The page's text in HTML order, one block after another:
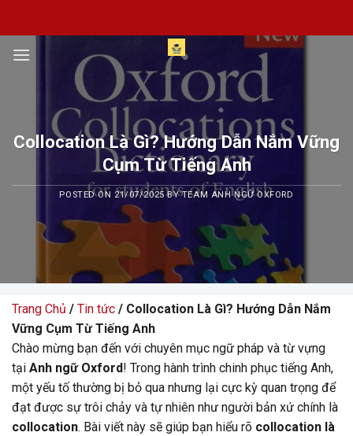
content
Collocation Là Gì? Hướng Dẫn Nắm Vững
Cụm Từ Tiếng Anh
POSTED ON 21/07/2025BYTEAM ANH NGỮ OXFORD
Trang Chủ / Tin tức / Collocation Là Gì? Hướng Dẫn Nắm
Vững Cụm Từ Tiếng Anh
Chào mừng bạn đến với chuyên mục ngữ pháp và từ vựng
tại Anh ngữ Oxford! Trong hành trình chinh phục tiếng Anh,
một yếu tố thường bị bỏ qua nhưng lại cực kỳ quan trọng để
đạt được sự trôi chảy và tự nhiên như người bản xứ chính là
collocation. Bài viết này sẽ giúp bạn hiểu rõ collocation là